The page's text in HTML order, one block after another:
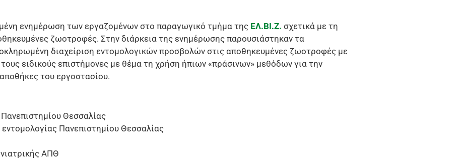
ενημέρωση των εργαζομένων στο παραγωγικό τμήμα της ΕΛ.ΒΙ.Ζ. σχετικά με τη
ζωοτροφές. Στην διάρκεια της ενημέρωσης παρουσιάστηκαν τα
διαχείριση εντομολογικών προσβολών στις αποθηκευμένες ζωοτροφές με
ειδικούς επιστήμονες με θέμα τη χρήση ήπιων «πράσινων» μεθόδων για την
του εργοστασίου.
Θεσσαλίας
Πανεπιστημίου Θεσσαλίας
ΑΠΘ